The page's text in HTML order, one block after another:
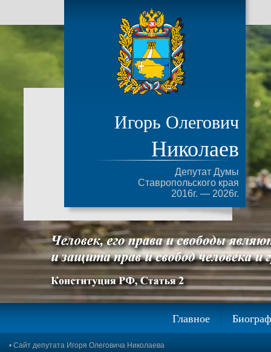
Игорь Олегович
Николаев
Депутат Думы
Ставропольского края
2016г. — 2026г.
Главное
• Сайт депутата Игоря Олеговича Николаева